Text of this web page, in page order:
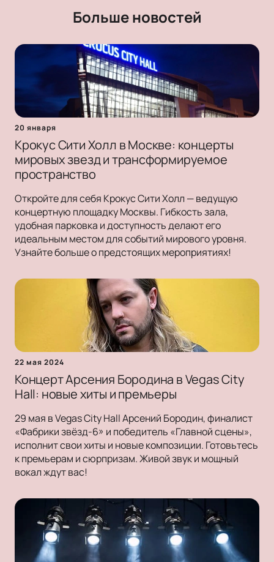
Больше новостей
20 января
Крокус Сити Холл в Москве: концерты
мировых звезд и трансформируемое
пространство
Откройте для себя Крокус Сити Холл — ведущую
концертную площадку Москвы. Гибкость зала,
удобная парковка и доступность делают его
идеальным местом для событий мирового уровня.
Узнайте больше о предстоящих мероприятиях!
22 мая 2024
Концерт Арсения Бородина в Vegas City
Hall: новые хиты и премьеры
29 мая в Vegas City Hall Арсений Бородин, финалист
«Фабрики звёзд-6» и победитель «Главной сцены»,
исполнит свои хиты и новые композиции. Готовьтесь
к премьерам и сюрпризам. Живой звук и мощный
вокал ждут вас!